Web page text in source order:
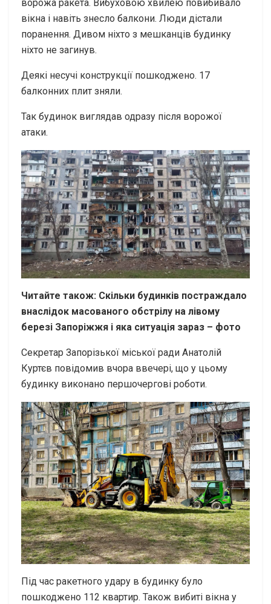
ворожа ракета. Вибуховою хвилею повибивало
вікна і навіть знесло балкони. Люди дістали
поранення. Дивом ніхто з мешканців будинку
ніхто не загинув.
Деякі несучі конструкції пошкоджено. 17
балконних плит зняли.
Так будинок виглядав одразу після ворожої
атаки.
Читайте також: Скільки будинків постраждало
внаслідок масованого обстрілу на лівому
березі Запоріжжя і яка ситуація зараз – фото
Секретар Запорізької міської ради Анатолій
Куртєв повідомив вчора ввечері, що у цьому
будинку виконано першочергові роботи.
Під час ракетного удару в будинку було
пошкоджено 112 квартир. Також вибиті вікна у